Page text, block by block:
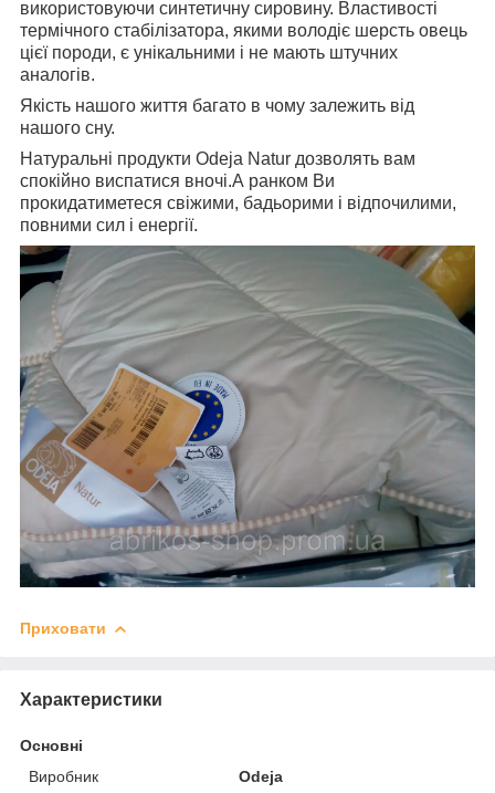
використовуючи синтетичну сировину. Властивості
термічного стабілізатора, якими володіє шерсть овець
цієї породи, є унікальними і не мають штучних
аналогів.
Якість нашого життя багато в чому залежить від
нашого сну.
Натуральні продукти Odeja Natur дозволять вам
спокійно виспатися вночі.А ранком Ви
прокидатиметеся свіжими, бадьорими і відпочилими,
повними сил і енергії.
Приховати
Характеристики
Основні
Виробник
Odeja